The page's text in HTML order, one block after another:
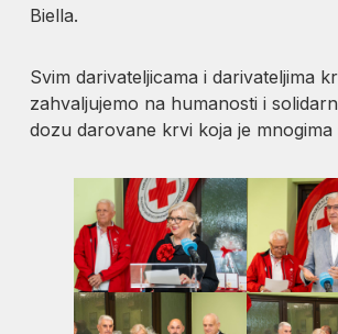
Biella.
Svim darivateljicama i darivateljima
zahvaljujemo na humanosti i
dozu darovane krvi koja je mnogima